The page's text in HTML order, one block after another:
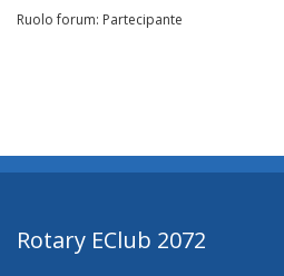
Ruolo forum: Partecipante
Rotary EClub 2072